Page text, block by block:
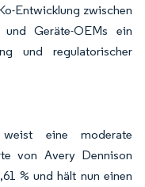
Entwicklung zwischen
und Geräte-OEMs ein
und regulatorischer
eine moderate
von Avery Dennison
% und hält nun einen